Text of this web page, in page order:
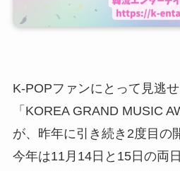
K-POPファンにとって見逃
「KOREA GRAND MUSIC
が、昨年に引き続き2度目の
今年は11月14日と15日の両